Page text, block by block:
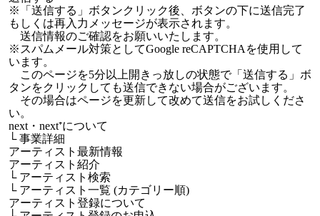
※「送信する」ボタンクリック後、ボタンの下に送信完了
もしくは再入力メッセージが表示されます。
送信情報のご確認をお願いいたします。
※スパムメール対策としてGoogle reCAPTCHAを使用して
います。
このページを5分以上開きっ放しの状態で「送信する」ボ
タンをクリックしても送信できない場合がございます。
その場合はページを更新して改めて送信をお試しくださ
い。
next・next⁺について
└事業詳細
アーティスト最新情報
アーティスト紹介
└ アーティスト検索
└ アーティスト一覧 (カテゴリー順)
アーティスト登録について